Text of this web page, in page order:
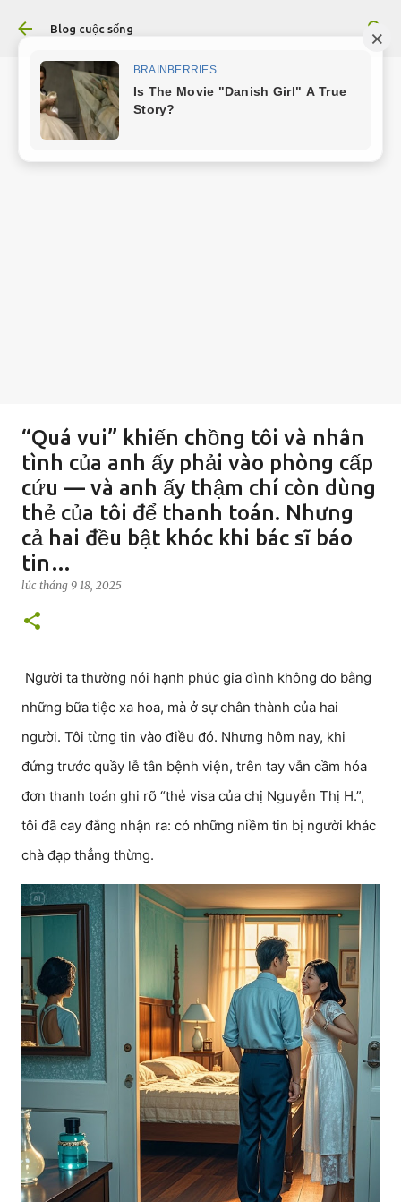
Chuyển đến nội dung chính
Blog cuộc sống
“Quá vui” khiến chồng tôi và nhân
tình của anh ấy phải vào phòng cấp
cứu — và anh ấy thậm chí còn dùng
thẻ của tôi để thanh toán. Nhưng
cả hai đều bật khóc khi bác sĩ báo
tin…
lúc tháng 9 18, 2025
Người ta thường nói hạnh phúc gia đình không đo bằng
những bữa tiệc xa hoa, mà ở sự chân thành của hai
người. Tôi từng tin vào điều đó. Nhưng hôm nay, khi
đứng trước quầy lễ tân bệnh viện, trên tay vẫn cầm hóa
đơn thanh toán ghi rõ “thẻ visa của chị Nguyễn Thị H.”,
tôi đã cay đắng nhận ra: có những niềm tin bị người khác
chà đạp thẳng thừng.